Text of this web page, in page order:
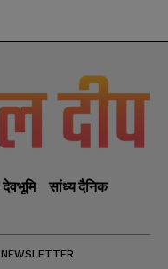
देवभूमि
सांध्य दैनिक
NEWSLETTER